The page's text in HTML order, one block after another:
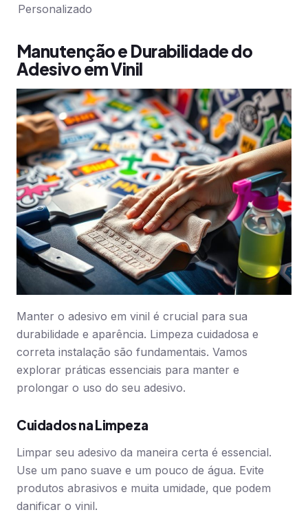
Personalizado
Manutenção e Durabilidade do
Adesivo em Vinil
Manter o adesivo em vinil é crucial para sua
durabilidade e aparência. Limpeza cuidadosa e
correta instalação são fundamentais. Vamos
explorar práticas essenciais para manter e
prolongar o uso do seu adesivo.
Cuidados na Limpeza
Limpar seu adesivo da maneira certa é essencial.
Use um pano suave e um pouco de água. Evite
produtos abrasivos e muita umidade, que podem
danificar o vinil.